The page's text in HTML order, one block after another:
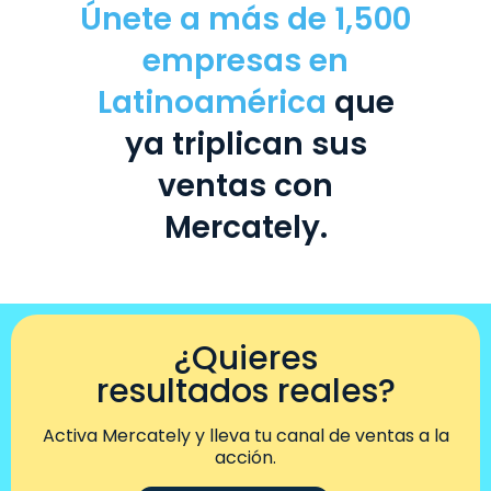
Únete a más de 1,500
empresas en
Latinoamérica que
ya triplican sus
ventas con
Mercately.
¿Quieres
resultados reales?
Activa Mercately y lleva tu canal de ventas a la
acción.